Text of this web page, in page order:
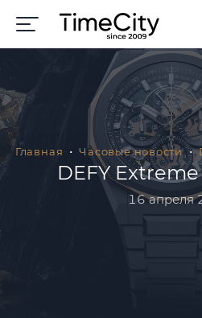
Главная Часовые новости
DEFY Extreme
16 апреля